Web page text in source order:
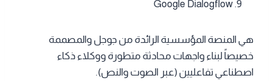
Google Dialogflow
هي المنصة المؤسسية الرائدة من جوجل والمصممة
خصيصاً لبناء واجهات محادثة متطورة ووكلاء ذكاء
اصطناعي تفاعليين (عبر الصوت والنص).